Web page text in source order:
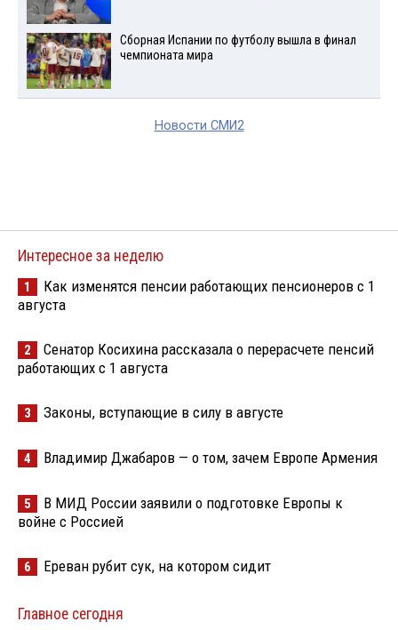
Сборная Испании по футболу вышла в финал
чемпионата мира
Новости СМИ2
Интересное за неделю
1
Как изменятся пенсии работающих пенсионеров с 1
августа
2
Сенатор Косихина рассказала о перерасчете пенсий
работающих с 1 августа
3 Законы, вступающие в силу в августе
4 Владимир Джабаров — о том, зачем Европе Армения
5
В МИД России заявили о подготовке Европы к
войне с Россией
6 Ереван рубит сук, на котором сидит
Главное сегодня